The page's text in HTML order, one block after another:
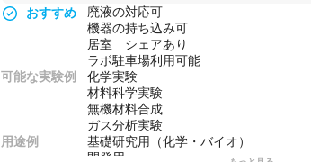
・フリーズドライ（凍結乾燥）処理
用途例
・糖鎖修飾化合物の開発を進めたいが
く、社外のラボを探している製薬・バ
・有機合成の実験設備を単発〜数ヶ月
者が、都内アクセスの良い場所でドラ
に。
・ケミカルバイオロジー分野の研究を
バイオを兼備したラボがなく、産学連
プに。
・糖鎖・グリコサイエンス分野のパイ
おすすめ
廃液の対応可
機器の持ち込み可
居室 シェアあり
ラボ駐車場利用可能
可能な実験例
化学実験
材料科学実験
無機材料合成
ガス分析実験
用途例
基礎研究用（化学・バイオ）
開発用